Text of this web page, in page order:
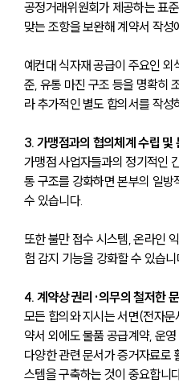
공정거래위원회가 제공하는 표
맞는 조항을 보완해 계약서 작성
예컨대 식자재 공급이 주요인
준, 유통 마진 구조 등을 명확히
라 추가적인 별도 합의서를 작성
3. 가맹점과의 협의체계 수립 및
가맹점 사업자들과의 정기적인
통 구조를 강화하면 본부의 일
수 있습니다.
또한 불만 접수 시스템, 온라인
험 감지 기능을 강화할 수 있습니
4. 계약상 권리·의무의 철저한
모든 합의와 지시는 서면(전자
약서 외에도 물품 공급계약, 운
다양한 관련 문서가 증거자료로
스템을 구축하는 것이 중요합니